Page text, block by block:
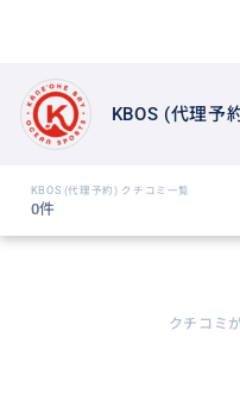
KBOS (代理予
KBOS (代理予約) クチコミ一覧
0件
クチコミ